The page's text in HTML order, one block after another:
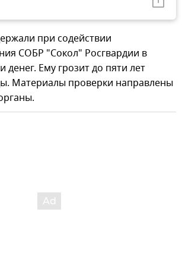
при содействии
СОБР "Сокол" Росгвардии в
Ему грозит до пяти лет
Материалы проверки направлены